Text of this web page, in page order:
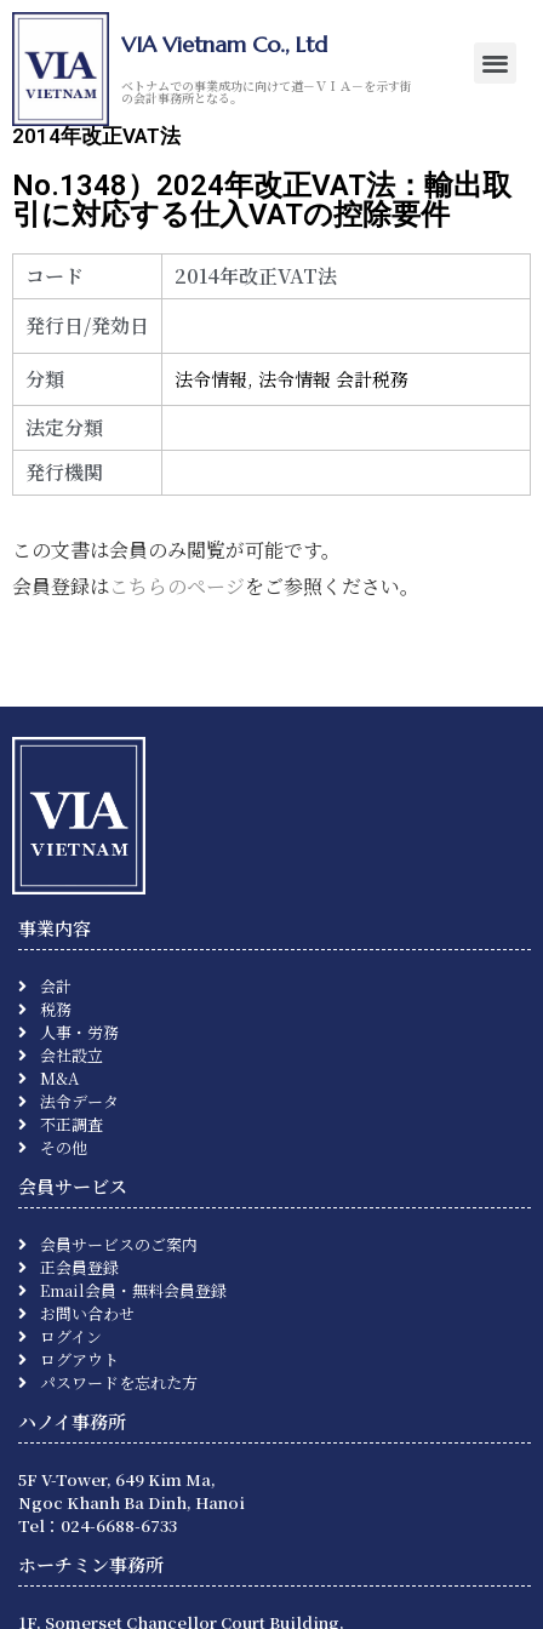
VIA Vietnam Co., Ltd
ベトナムでの事業成功に向けて道－ＶＩＡ－を示す街
の会計事務所となる。
2014年改正VAT法
No.1348）2024年改正VAT法：輸出取
引に対応する仕入VATの控除要件
コード
2014年改正VAT法
発行日/発効日
分類
法令情報,法令情報 会計税務
法定分類
発行機関
この文書は会員のみ閲覧が可能です。
会員登録はこちらのページをご参照ください。
事業内容
会計
税務
人事・労務
会社設立
M&A
法令データ
不正調査
その他
会員サービス
会員サービスのご案内
正会員登録
Email会員・無料会員登録
お問い合わせ
ログイン
ログアウト
パスワードを忘れた方
ハノイ事務所
5F V-Tower, 649 Kim Ma,
Ngoc Khanh Ba Dinh, Hanoi
Tel：024-6688-6733
ホーチミン事務所
1F, Somerset Chancellor Court Building,